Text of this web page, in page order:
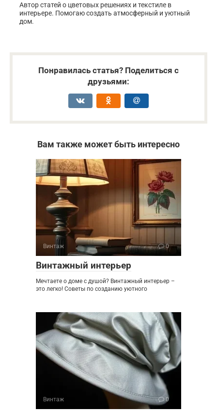
Автор статей о цветовых решениях и текстиле в
интерьере. Помогаю создать атмосферный и уютный
дом.
Понравилась статья? Поделиться с
друзьями:
Вам также может быть интересно
Винтаж 0
Винтажный интерьер
Мечтаете о доме с душой? Винтажный интерьер –
это легко! Советы по созданию уютного
Винтаж 0